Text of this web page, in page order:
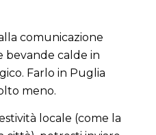
comunicazione
bevande calde in
Farlo in Puglia
meno.
locale (come la